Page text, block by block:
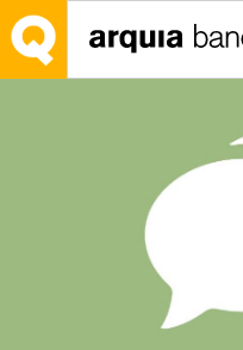
Saltar al contenido